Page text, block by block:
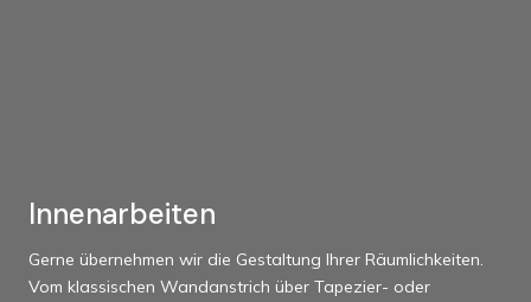
Innenarbeiten
Gerne übernehmen wir die Gestaltung Ihrer Räumlichkeiten.
Vom klassischen Wandanstrich über Tapezier- oder